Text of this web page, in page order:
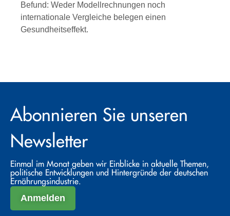
Befund: Weder Modellrechnungen noch
internationale Vergleiche belegen einen
Gesundheitseffekt.
Abonnieren Sie unseren
Newsletter
Einmal im Monat geben wir Einblicke in aktuelle Themen,
politische Entwicklungen und Hintergründe der deutschen
Ernährungsindustrie.
Anmelden